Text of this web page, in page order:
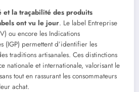
et la traçabilité des produits
ont vu le jour. Le label Entreprise
ou encore les Indications
(IGP) permettent d’identifier les
traditions artisanales. Ces distinctions
nationale et internationale, valorisant le
tout en rassurant les consommateurs
achat.